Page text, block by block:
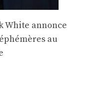
White annonce
au